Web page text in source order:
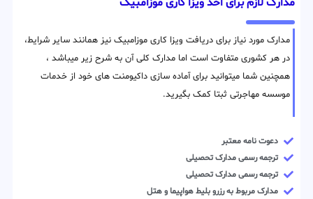
مدارک مورد نیاز برای دریافت ویزا کاری موزامبیک نیز همانند سایر شرایط،
در هر کشوری متفاوت است اما مدارک کلی آن به شرح زیر میباشد ،
همچنین شما میتوانید برای آماده سازی داکیومنت های خود از خدمات
موسسه مهاجرتی ثبتا کمک بگیرید.
دعوت نامه معتبر
ترجمه رسمی مدارک تحصیلی
ترجمه رسمی مدارک تحصیلی
مدارک مربوط به رزرو بلیط هواپیما و هتل